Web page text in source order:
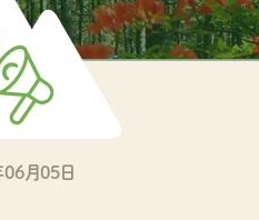
月05日